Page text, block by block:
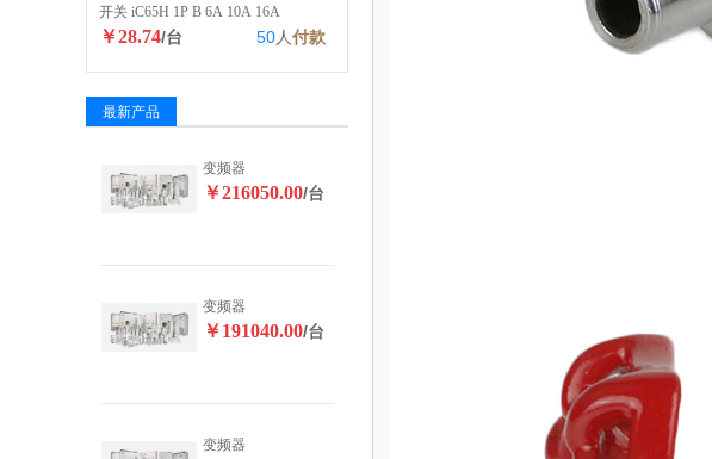
开关 iC65H 1P B 6A 10A 16A
￥28.74/台 50人付款
最新产品
变频器
￥216050.00/台
变频器
￥191040.00/台
变频器